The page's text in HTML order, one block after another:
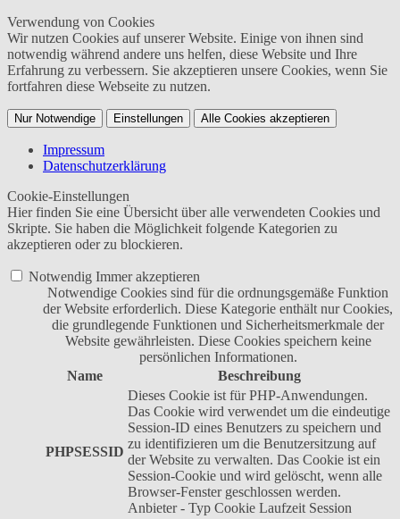
Verwendung von Cookies
Wir nutzen Cookies auf unserer Website. Einige von ihnen sind
notwendig während andere uns helfen, diese Website und Ihre
Erfahrung zu verbessern. Sie akzeptieren unsere Cookies, wenn Sie
fortfahren diese Webseite zu nutzen.
Nur Notwendige Einstellungen Alle Cookies akzeptieren
Impressum
Datenschutzerklärung
Cookie-Einstellungen
Hier finden Sie eine Übersicht über alle verwendeten Cookies und
Skripte. Sie haben die Möglichkeit folgende Kategorien zu
akzeptieren oder zu blockieren.
Notwendig Immer akzeptieren
Notwendige Cookies sind für die ordnungsgemäße Funktion
der Website erforderlich. Diese Kategorie enthält nur Cookies,
die grundlegende Funktionen und Sicherheitsmerkmale der
Website gewährleisten. Diese Cookies speichern keine
persönlichen Informationen.
Name
Beschreibung
PHPSESSID
Dieses Cookie ist für PHP-Anwendungen.
Das Cookie wird verwendet um die eindeutige
Session-ID eines Benutzers zu speichern und
zu identifizieren um die Benutzersitzung auf
der Website zu verwalten. Das Cookie ist ein
Session-Cookie und wird gelöscht, wenn alle
Browser-Fenster geschlossen werden.
Anbieter - Typ Cookie Laufzeit Session